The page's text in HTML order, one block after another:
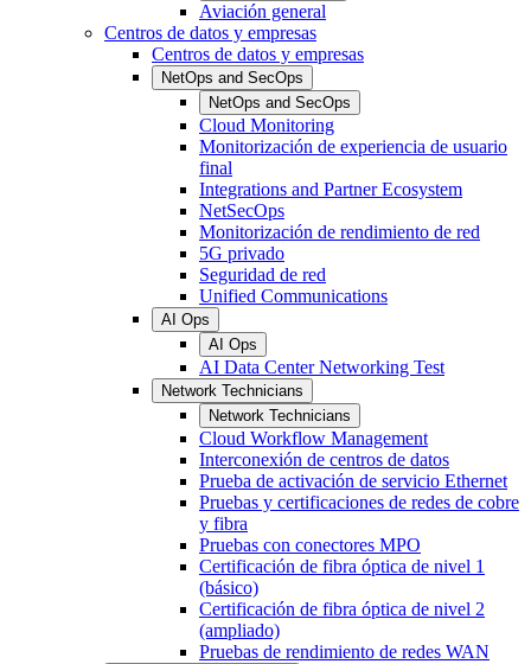
Aviación general
Centros de datos y empresas
Centros de datos y empresas
NetOps and SecOps
NetOps and SecOps
Cloud Monitoring
Monitorización de experiencia de usuario
final
Integrations and Partner Ecosystem
NetSecOps
Monitorización de rendimiento de red
5G privado
Seguridad de red
Unified Communications
AI Ops
AI Ops
AI Data Center Networking Test
Network Technicians
Network Technicians
Cloud Workflow Management
Interconexión de centros de datos
Prueba de activación de servicio Ethernet
Pruebas y certificaciones de redes de cobre
y fibra
Pruebas con conectores MPO
Certificación de fibra óptica de nivel 1
(básico)
Certificación de fibra óptica de nivel 2
(ampliado)
Pruebas de rendimiento de redes WAN